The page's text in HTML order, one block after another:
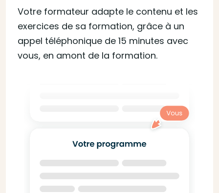
Votre formateur adapte le contenu et les
exercices de sa formation, grâce à un
appel téléphonique de 15 minutes avec
vous, en amont de la formation.